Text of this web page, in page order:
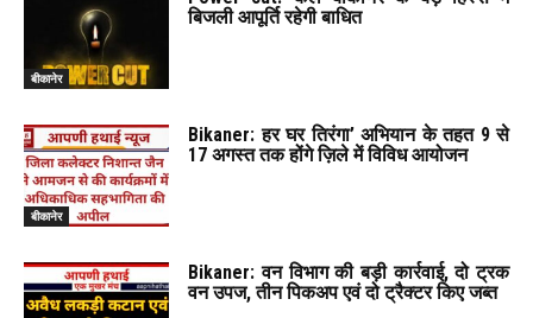
बीकानेर
बिजली आपूर्ति रहेगी बाधित
बीकानेर
Bikaner: हर घर तिरंगा’ अभियान के तहत 9 से
17 अगस्त तक होंगे ज़िले में विविध आयोजन
Bikaner: वन विभाग की बड़ी कार्रवाई, दो ट्रक
वन उपज, तीन पिकअप एवं दो ट्रैक्टर किए जब्त